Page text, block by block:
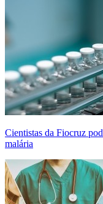
Cientistas da Fiocruz
malária